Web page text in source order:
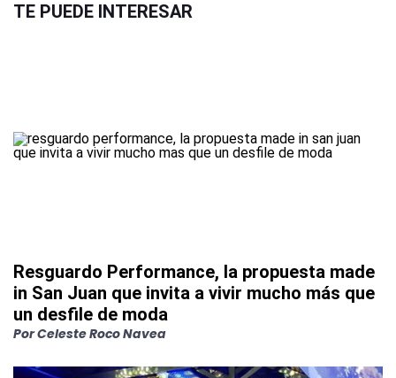
TE PUEDE INTERESAR
Resguardo Performance, la propuesta made
in San Juan que invita a vivir mucho más que
un desfile de moda
PorCeleste Roco Navea